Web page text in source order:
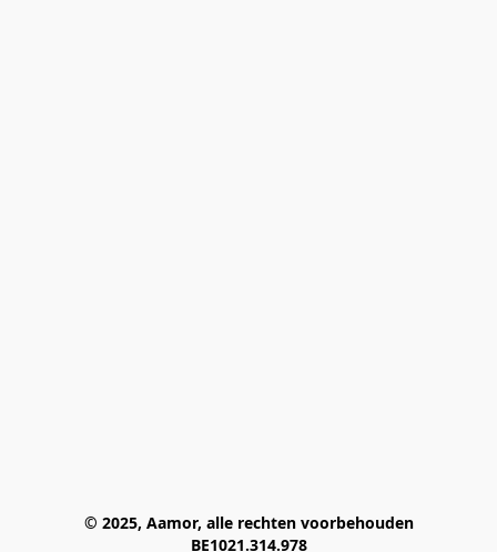
© 2025, Aamor, alle rechten voorbehouden
BE1021.314.978